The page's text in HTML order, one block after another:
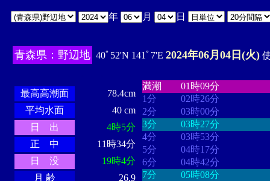
年 月 日
青森県：野辺地 40ﾟ52'N 141ﾟ7'E 2024年06月04日(火)
最高高潮面
78.4cm
平均水面
40 cm
日 出
4時5分
正 中
11時34分
日 没
19時4分
月 齢
26.9
満潮
01時09分
1分
02時26分
2分
03時00分
3分
03時27分
4分
03時53分
5分
04時17分
6分
04時42分
7分
05時08分